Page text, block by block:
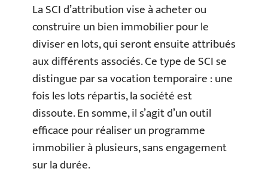
La SCI d’attribution vise à acheter ou
construire un bien immobilier pour le
diviser en lots, qui seront ensuite attribués
aux différents associés. Ce type de SCI se
distingue par sa vocation temporaire : une
fois les lots répartis, la société est
dissoute. En somme, il s’agit d’un outil
efficace pour réaliser un programme
immobilier à plusieurs, sans engagement
sur la durée.